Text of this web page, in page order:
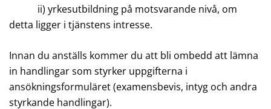
ii) yrkesutbildning på motsvarande nivå, om
detta ligger i tjänstens intresse.
Innan du anställs kommer du att bli ombedd att lämna
in handlingar som styrker uppgifterna i
ansökningsformuläret (examensbevis, intyg och andra
styrkande handlingar).